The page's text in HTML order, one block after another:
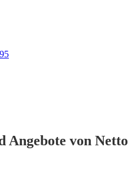
Angebote von Netto